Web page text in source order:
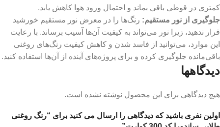
کمتری در قوطی باقی بماند و احتمال ورود هوا کاهش یابد.
جلوگیری از نور مستقیم: رنگ‌ها را در معرض نور مستقیم خورشید
قرار ندهید، زیرا نور می‌تواند به کیفیت آن‌ها آسیب برساند. با رعایت
این موارد، می‌توانید از فاسد شدن و کاهش کیفیت رنگ‌های روغنی
باقی‌مانده جلوگیری کرده و برای پروژه‌های آینده از آن‌ها استفاده کنید.
دیدگاهها
هیچ دیدگاهی برای این محصول نوشته نشده است.
اولین نفری باشید که دیدگاهی را ارسال می کنید برای “رنگ روغنی